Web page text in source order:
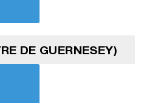
DE GUERNESEY)